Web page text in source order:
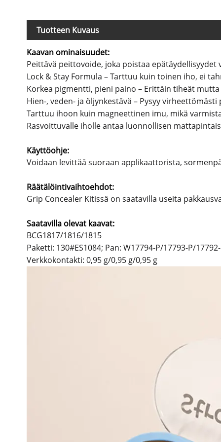
Tuotteen Kuvaus
Kaavan ominaisuudet:
Peittävä peittovoide, joka poistaa
Lock & Stay Formula – Tarttuu kuin toinen iho, ei
Korkea pigmentti, pieni paino – Erittäin tiheät
Hien-, veden- ja öljynkestävä – Pysyy
Tarttuu ihoon kuin magneettinen imu, mikä
Rasvoittuvalle iholle antaa luonnollisen
Käyttöohje:
Voidaan levittää suoraan applikaattorista,
Räätälöintivaihtoehdot:
Grip Concealer Kitissä on saatavilla useita
Saatavilla olevat kaavat:
BCG1817/1816/1815
Paketti: 130#ES1084; Pan: W17794-P/17793-P/
Verkkokontakti: 0,95 g/0,95 g/0,95 g